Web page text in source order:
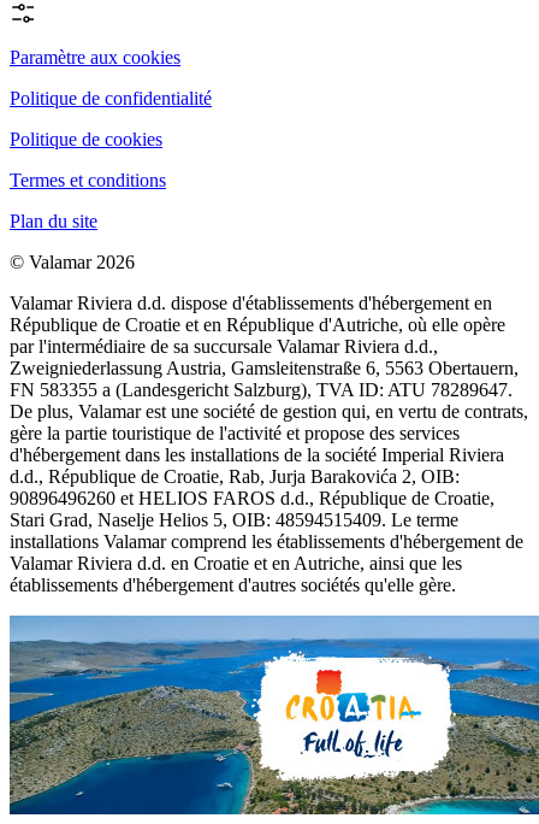
Paramètre aux cookies
Politique de confidentialité
Politique de cookies
Termes et conditions
Plan du site
© Valamar 2026
Valamar Riviera d.d. dispose d'établissements d'hébergement en
République de Croatie et en République d'Autriche, où elle opère
par l'intermédiaire de sa succursale Valamar Riviera d.d.,
Zweigniederlassung Austria, Gamsleitenstraße 6, 5563 Obertauern,
FN 583355 a (Landesgericht Salzburg), TVA ID: ATU 78289647.
De plus, Valamar est une société de gestion qui, en vertu de contrats,
gère la partie touristique de l'activité et propose des services
d'hébergement dans les installations de la société Imperial Riviera
d.d., République de Croatie, Rab, Jurja Barakovića 2, OIB:
90896496260 et HELIOS FAROS d.d., République de Croatie,
Stari Grad, Naselje Helios 5, OIB: 48594515409. Le terme
installations Valamar comprend les établissements d'hébergement de
Valamar Riviera d.d. en Croatie et en Autriche, ainsi que les
établissements d'hébergement d'autres sociétés qu'elle gère.